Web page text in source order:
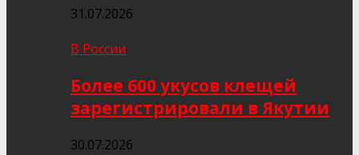
31.07.2026
В России
Более 600 укусов клещей
зарегистрировали в Якутии
30.07.2026